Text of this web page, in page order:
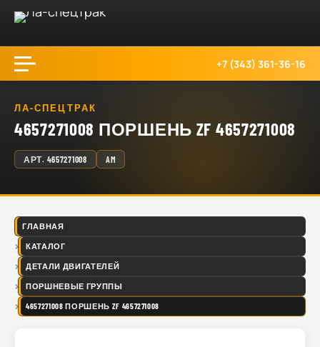
+7 (343) 361-36-16
ЛА-СПЕЦТРАК
4657271008 ПОРШЕНЬ ZF 4657271008
АРТ. 4657271008 AM
ГЛАВНАЯ
КАТАЛОГ
ДЕТАЛИ ДВИГАТЕЛЕЙ
ПОРШНЕВЫЕ ГРУППЫ
4657271008 ПОРШЕНЬ ZF 4657271008